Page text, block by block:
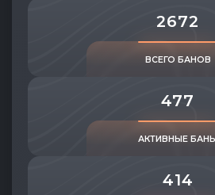
2672
ВСЕГО БАНОВ
477
АКТИВНЫЕ
414